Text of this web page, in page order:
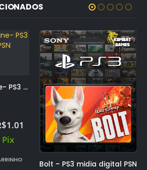
Battlefield Hardline- PS3 midia digital PSN
1.01
Bolt – PS3 midia digital PSN